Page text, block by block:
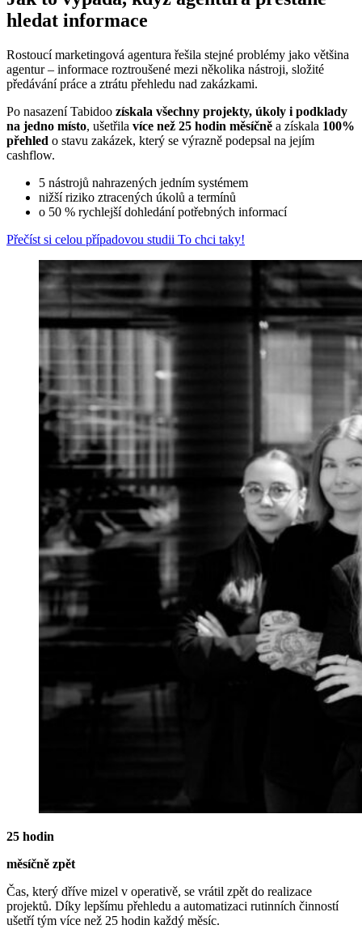
hledat informace
Rostoucí marketingová agentura řešila stejné problémy jako většina
agentur – informace roztroušené mezi několika nástroji, složité
předávání práce a ztrátu přehledu nad zakázkami.
Po nasazení Tabidoo získala všechny projekty, úkoly i podklady
na jedno místo, ušetřila více než 25 hodin měsíčně a získala 100%
přehled o stavu zakázek, který se výrazně podepsal na jejím
cashflow.
5 nástrojů nahrazených jedním systémem
nižší riziko ztracených úkolů a termínů
o 50 % rychlejší dohledání potřebných informací
Přečíst si celou případovou studii To chci taky!
25 hodin
měsíčně zpět
Čas, který dříve mizel v operativě, se vrátil zpět do realizace
projektů. Díky lepšímu přehledu a automatizaci rutinních činností
ušetří tým více než 25 hodin každý měsíc.